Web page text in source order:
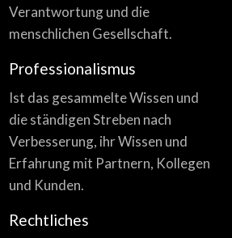
Verantwortung und die
menschlichen Gesellschaft.
Professionalismus
Ist das gesammelte Wissen und
die ständigen Streben nach
Verbesserung, ihr Wissen und
Erfahrung mit Partnern, Kollegen
und Kunden.
Rechtliches